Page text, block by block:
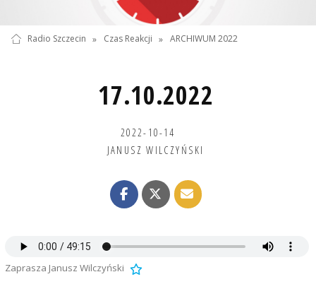
Radio Szczecin » Czas Reakcji » ARCHIWUM 2022
17.10.2022
2022-10-14
JANUSZ WILCZYŃSKI
Zaprasza Janusz Wilczyński